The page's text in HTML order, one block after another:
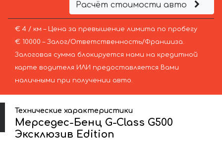
Расчёт стоимости авто
€ 4 / км – Цена за превышение лимита по пробегу
€ 10000 – Залог/Ответственность/Франшиза.
Залоговая сумма блокируется нами на кредитной
карте водителя ИЛИ предоставляется Вами
наличными при получении авто.
Технические характеристики
Мерседес-Бенц G-Class G500
Эксклюзив Edition